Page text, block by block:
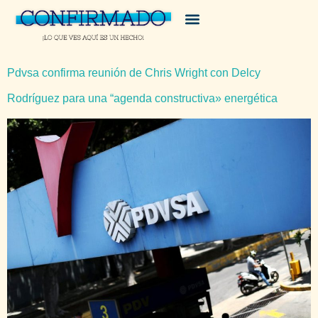
Pdvsa confirma reunión de Chris Wright con Delcy
Rodríguez para una “agenda constructiva» energética